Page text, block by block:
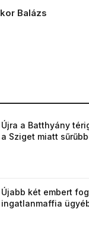
Balázs
Újra a Batthyány
a Sziget miatt
Újabb két embert
ingatlanmaffia